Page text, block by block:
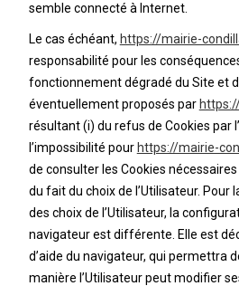
semble connecté à Internet.
Le cas échéant, https://mairie-
responsabilité pour les
fonctionnement dégradé du Site et
éventuellement proposés par
résultant (i) du refus de Cookies par
l’impossibilité pour https://mairie-
de consulter les Cookies
du fait du choix de l’Utilisateur. Pour
des choix de l’Utilisateur, la
navigateur est différente. Elle est
d’aide du navigateur, qui permettra
manière l’Utilisateur peut modifier